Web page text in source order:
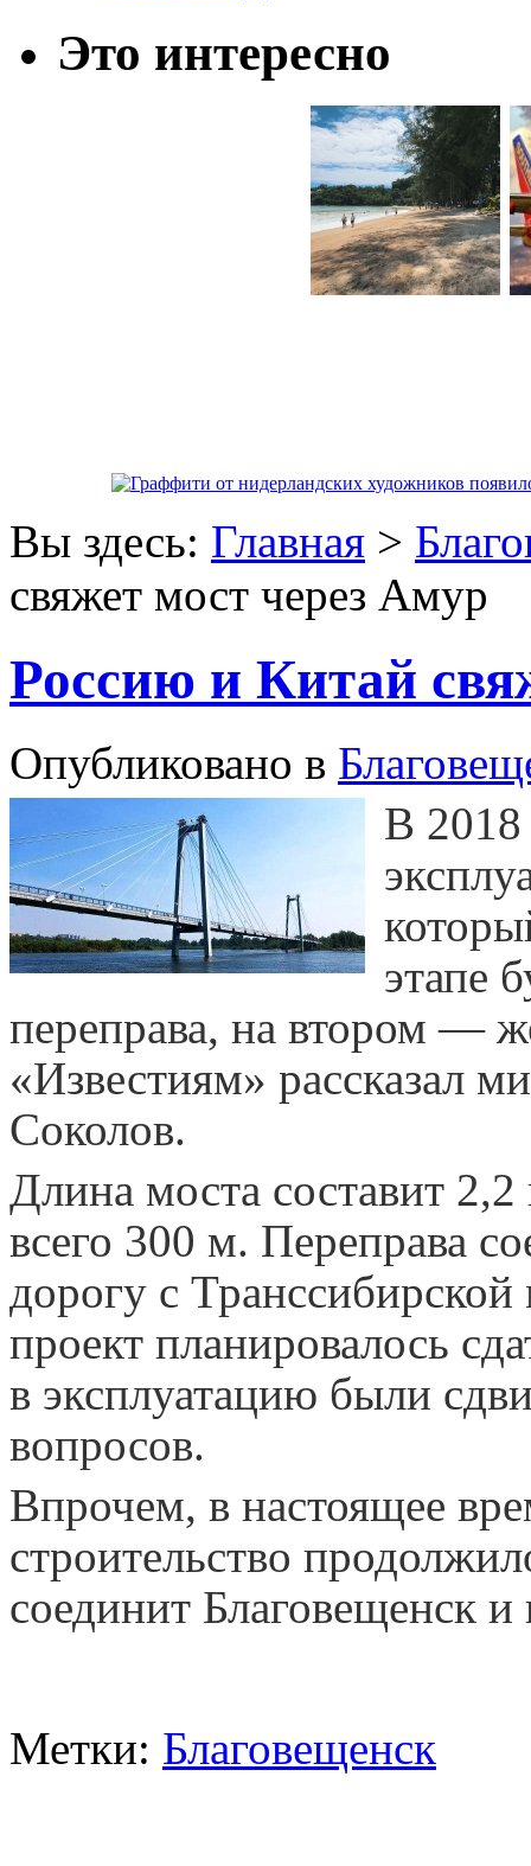
Это интересно
Вы здесь: Главная >
свяжет мост через Амур
Россию и Китай
Опубликовано в
В 2018
этапе
переправа, на втором —
«Известиям» рассказал
Соколов.
Длина моста составит
всего 300 м. Переправа
дорогу с
проект планировалось
в эксплуатацию были
вопросов.
Впрочем, в настоящее
строительство
соединит Благовещенск
Метки: Благовещенск